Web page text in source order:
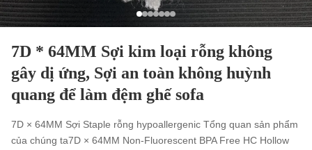
7D * 64MM Sợi kim loại rỗng không
gây dị ứng, Sợi an toàn không huỳnh
quang để làm đệm ghế sofa
7D × 64MM Sợi Staple rỗng hypoallergenic Tổng quan sản phẩm
của chúng ta7D × 64MM Non-Fluorescent BPA Free HC Hollow